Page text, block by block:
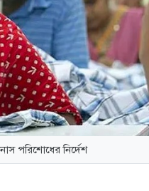
পরিশোধের নির্দেশ